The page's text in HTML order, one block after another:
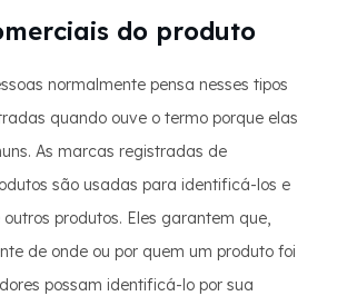
do produto
normalmente pensa nesses tipos
quando ouve o termo porque elas
As marcas registradas de
são usadas para identificá-los e
produtos. Eles garantem que,
de onde ou por quem um produto foi
possam identificá-lo por sua